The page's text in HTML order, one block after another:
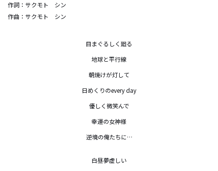
作詞： サクモト シン
作曲： サクモト シン
目まぐるしく廻る
地球と平行線
朝焼けが灯して
日めくりのevery day
優しく微笑んで
幸運の女神様
逆境の俺たちに…
白昼夢虚しい